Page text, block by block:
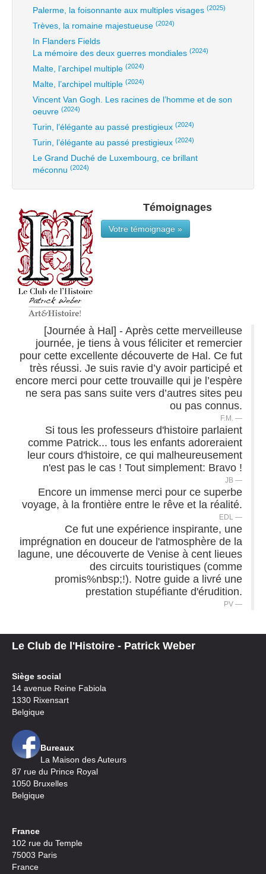
Palerme, la foisonnante aux multiples visages (2025)
Trèves, la romaine majestueuse (2024)
In Flanders Fields
La mémoire des deux guerres mondiales (2024)
Malte, l’archipel multiple (2024)
Malte, l’archipel multiple (2024)
Vincent Van Gogh. Les racines de l’homme et de son
oeuvre (2024)
Turin, l’élégante au passé prestigieux (2024)
Turin, l’élégante au passé prestigieux (2024)
Le Grand Duché de Luxembourg, ce brillant
méconnu (2024)
Témoignages
[Journée à Hal] - Après cette merveilleuse
journée, je tiens à vous féliciter et remercier
pour cette excellente découverte de Hal. Ce fut
très réussi. Je suis ravie d’y avoir participé et
encore merci pour cette trouvaille qui je l’espère
ne sera pas sans suite vers d’autres sites peu
ou pas connus.
F.M.
Si tous les professeurs d'histoire parlaient
comme Patrick... tous les enfants adoreraient
leur cours d'histoire, ce qui malheureusement
n'est pas le cas ! Tout simplement: Bravo !
JB
Encore un immense merci pour ce superbe
voyage, à la frontière entre le rêve et la réalité.
EDL
Ce fut une expérience inspirante, une
imprégnation en douceur de l'atmosphère de la
lagune, une découverte de Venise à cent lieues
des circuits touristiques (comme
promis%nbsp;!). Notre guide a livré une
prestation stupéfiante d'érudition.
PV
Votre témoignage »
Le Club de l'Histoire - Patrick Weber
Siège social
14 avenue Reine Fabiola
1330 Rixensart
Belgique
Bureaux
La Maison des Auteurs
87 rue du Prince Royal
1050 Bruxelles
Belgique
France
102 rue du Temple
75003 Paris
France